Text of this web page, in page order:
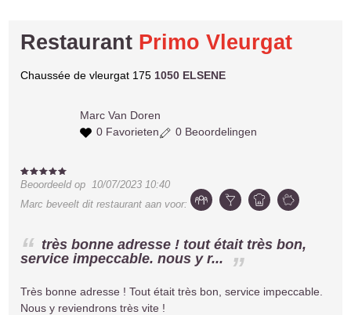
Restaurant Primo Vleurgat
Chaussée de vleurgat 1751050 ELSENE
Marc Van Doren
0 Favorieten
0 Beoordelingen
Beoordeeld op10/07/2023 10:40
Marc beveelt dit restaurant aan voor:
très bonne adresse ! tout était très bon,
service impeccable. nous y r...
Très bonne adresse ! Tout était très bon, service impeccable.
Nous y reviendrons très vite !